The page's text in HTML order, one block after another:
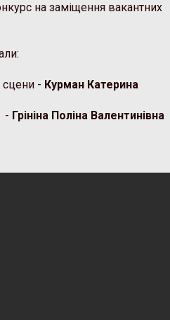
на заміщення вакантних
сцени - Курман Катерина
- Грініна Поліна Валентинівна